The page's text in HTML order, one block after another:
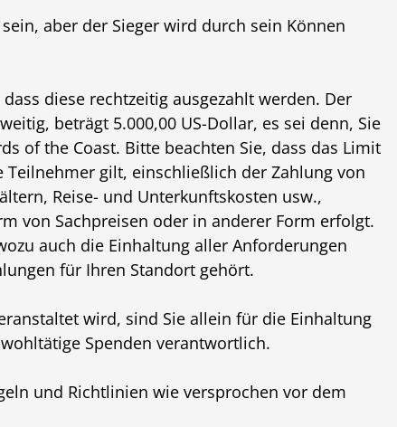
aber der Sieger wird durch sein Können
diese rechtzeitig ausgezahlt werden. Der
beträgt 5.000,00 US-Dollar, es sei denn, Sie
of the Coast. Bitte beachten Sie, dass das Limit
Teilnehmer gilt, einschließlich der Zahlung von
Reise- und Unterkunftskosten usw.,
von Sachpreisen oder in anderer Form erfolgt.
auch die Einhaltung aller Anforderungen
für Ihren Standort gehört.
wird, sind Sie allein für die Einhaltung
Spenden verantwortlich.
und Richtlinien wie versprochen vor dem